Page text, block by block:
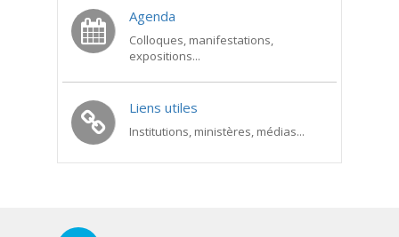
Agenda
Colloques, manifestations,
expositions...
Liens utiles
Institutions, ministères, médias...